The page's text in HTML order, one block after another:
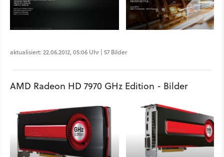
aktualisiert: 22.06.2012, 05:06 Uhr | 57 Bilder
AMD Radeon HD 7970 GHz Edition - Bilder